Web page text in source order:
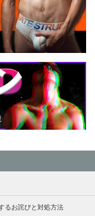
るお詫びと対処方法